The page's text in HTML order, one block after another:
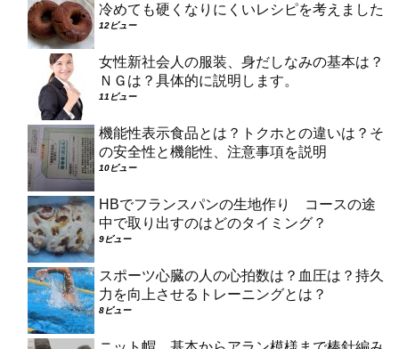
冷めても硬くなりにくいレシピを考えました
12ビュー
女性新社会人の服装、身だしなみの基本は？
ＮＧは？具体的に説明します。
11ビュー
機能性表示食品とは？トクホとの違いは？そ
の安全性と機能性、注意事項を説明
10ビュー
HBでフランスパンの生地作り コースの途
中で取り出すのはどのタイミング？
9ビュー
スポーツ心臓の人の心拍数は？血圧は？持久
力を向上させるトレーニングとは？
8ビュー